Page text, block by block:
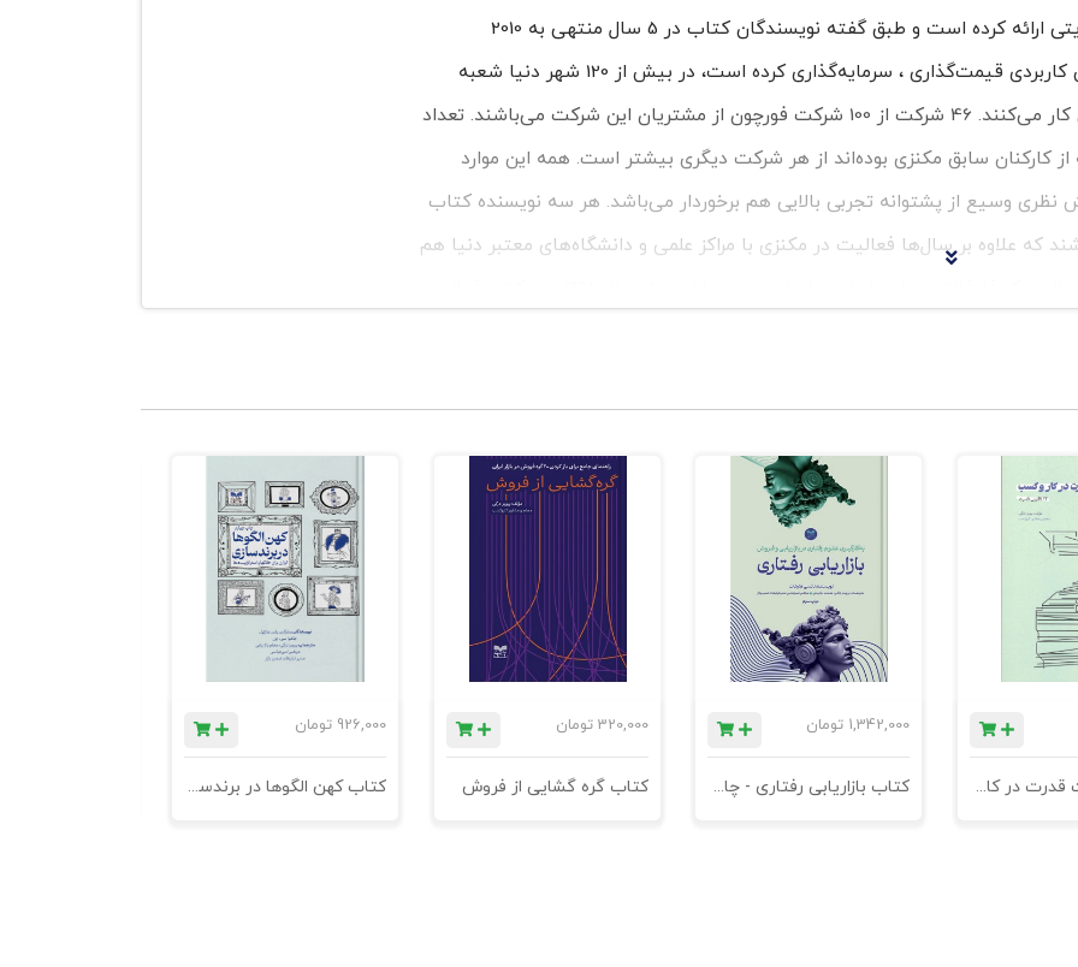
که به بزرگ‌ترین شرکت‌های جهان مشاوره مدیریتی ارائه کرده است و طبق گفته نویسندگان کتاب در 5 سال منتهی به 2010
بیست‌وپنج میلیون دلار در زمینه توسعه دانش کاربردی قیمت‌گذاری ، سرمایه‌گذاری کرده است، در بیش از 120 شهر دنیا شعبه
داردو بیش از 14000 نفر به‌عنوان مشاور برای آن کار می‌کنند. 46 شرکت از 100 شرکت فورچون از مشتریان این شرکت می‌باشند. تعداد
ارشد اجرایی شرکت‌های فورچون ۵۰۰ که از کارکنان سابق مکنزی بوده‌اند از هر شرکت دیگری بیشتر است. همه این موارد
نظری وسیع از پشتوانه تجربی بالایی هم برخوردار می‌باشد. هر سه نویسنده کتاب
علاوه بر سال‌ها فعالیت در مکنزی با مراکز علمی و دانشگاه‌های معتبر دنیا هم
استراتژی در سه سطح: استراتژی بازار ،سطح ارزش مشتری و سطح معاملات را
است.مزیت دیگر کتاب ارائه ابزارهای جالب برای تحلیل قیمت‌گذاری
قیمت خالص و ... که هرکدام به‌عنوان سیستم پشتیبان مدیر عمل می‌نمایند.
به آن‌ها اشاره‌شده است.اطمینان داریم که شما و شرکت شما هم با
کسب مزیت قیمتی و به دنبال آن کسب مزیت رقابتی برخوردار خواهید شد.
کتاب مدیریت قدرت در کاروکسب
1,342,000 تومان
کتاب بازاریابی رفتاری - چاپ سوم
320,000 تومان
کتاب گره گشایی از فروش
926,000 تومان
کتاب کهن الگوها در برندسازی - ابزاری برای خلاقها و استراتژیست ها